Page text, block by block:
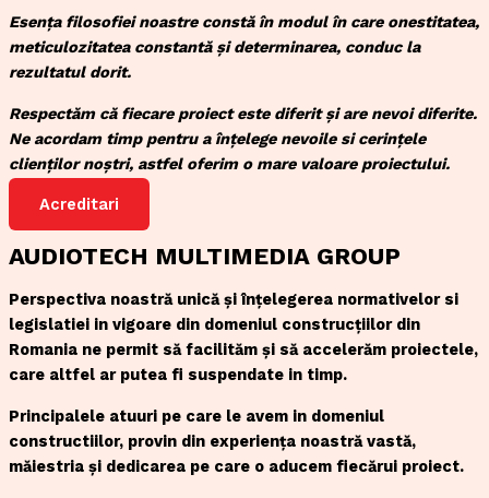
Esența filosofiei noastre constă în modul în care onestitatea,
meticulozitatea constantă și determinarea, conduc la
rezultatul dorit.
Respectăm că fiecare proiect este diferit și are nevoi diferite.
Ne acordam timp pentru a înțelege nevoile si cerințele
clienților noștri, astfel oferim o mare valoare proiectului.
Acreditari
AUDIOTECH MULTIMEDIA GROUP
Perspectiva noastră unică și înțelegerea normativelor si
legislatiei in vigoare din domeniul construcțiilor din
Romania ne permit să facilităm și să accelerăm proiectele,
care altfel ar putea fi suspendate in timp.
Principalele atuuri pe care le avem in domeniul
constructiilor, provin din experiența noastră vastă,
măiestria și dedicarea pe care o aducem fiecărui proiect.